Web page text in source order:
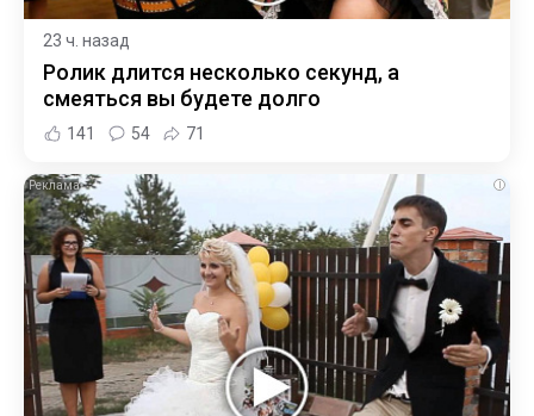
23 ч. назад
Ролик длится несколько секунд, а
смеяться вы будете долго
141 54 71
i